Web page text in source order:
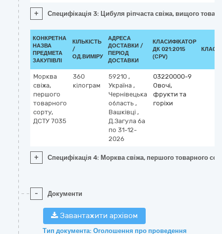
+ Специфікація 3: Цибуля ріпчаста свіжа, вищого
КОНКРЕТНА
НАЗВА
ПРЕДМЕТА
ЗАКУПІВЛІ
КІЛЬКІСТЬ
/
ОД.ВИМІРУ
АДРЕСА
ДОСТАВКИ /
ПЕРІОД
ДОСТАВКИ
КЛАСИФІКАТОР
ДК 021:2015
(CPV)
Морква
свіжа,
першого
товарного
сорту,
ДСТУ 7035
360
кілограм
59210 ,
Україна ,
Чернівецька
область ,
Вашківці ,
Д.Загула 6а
по 31-12-
2026
03220000-9
Овочі,
фрукти та
горіхи
+ Специфікація 4: Морква свіжа, першого товарного
- Документи
Завантажити архівом
Тип документа: Оголошення про проведення